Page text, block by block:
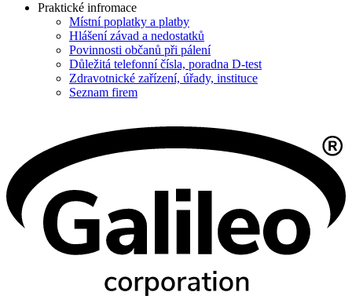
Praktické infromace
Místní poplatky a platby
Hlášení závad a nedostatků
Povinnosti občanů při pálení
Důležitá telefonní čísla, poradna D-test
Zdravotnické zařízení, úřady, instituce
Seznam firem